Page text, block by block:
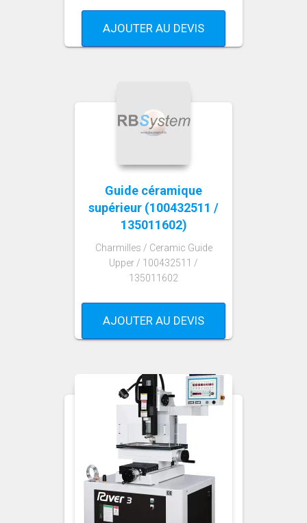
AJOUTER AU DEVIS
Guide céramique
supérieur (100432511 /
135011602)
Charmilles / Ceramic Guide
Upper / 100432511 /
135011602
AJOUTER AU DEVIS